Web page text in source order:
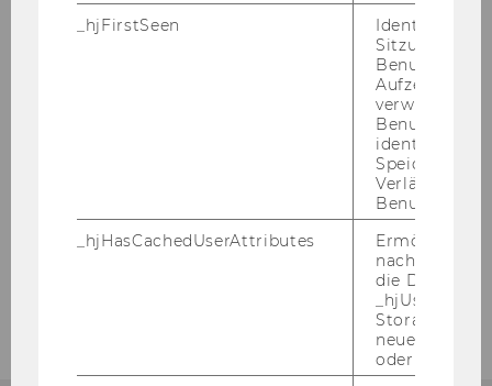
_hjFirstSeen
Identifiziert
Sitzung eines
Benutzers.
verwendet,
identifizieren.
Verlängert
_hjHasCachedUserAttributes
Ermöglicht
die Daten in
Storage auf
neuesten
oder nicht.